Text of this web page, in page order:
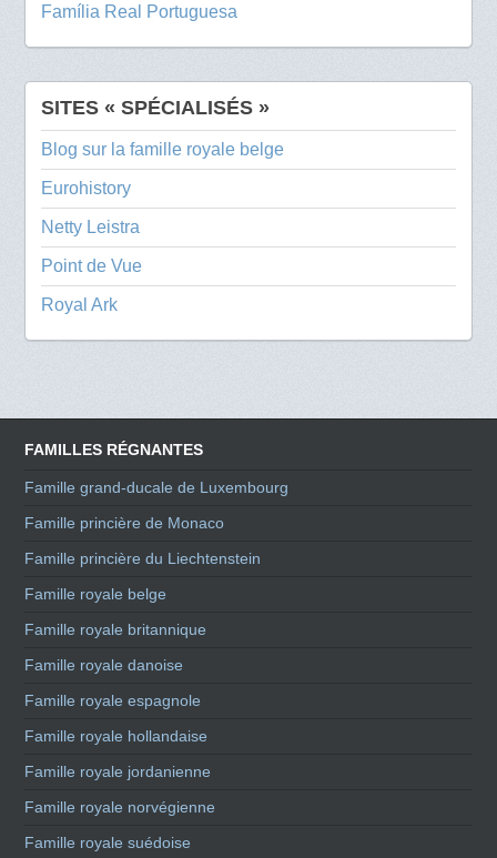
Família Real Portuguesa
SITES « SPÉCIALISÉS »
Blog sur la famille royale belge
Eurohistory
Netty Leistra
Point de Vue
Royal Ark
FAMILLES RÉGNANTES
Famille grand-ducale de Luxembourg
Famille princière de Monaco
Famille princière du Liechtenstein
Famille royale belge
Famille royale britannique
Famille royale danoise
Famille royale espagnole
Famille royale hollandaise
Famille royale jordanienne
Famille royale norvégienne
Famille royale suédoise